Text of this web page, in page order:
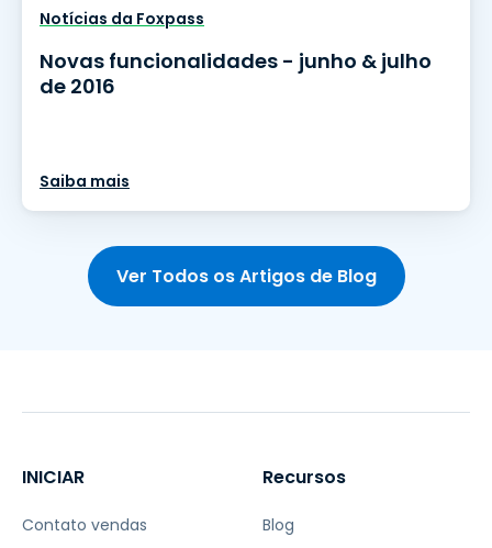
Notícias da Foxpass
Novas funcionalidades - junho & julho
de 2016
Saiba mais
Ver Todos os Artigos de Blog
INICIAR
Contato vendas
Recursos
Blog